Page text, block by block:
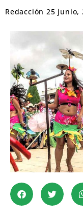
Redacción 25 junio,